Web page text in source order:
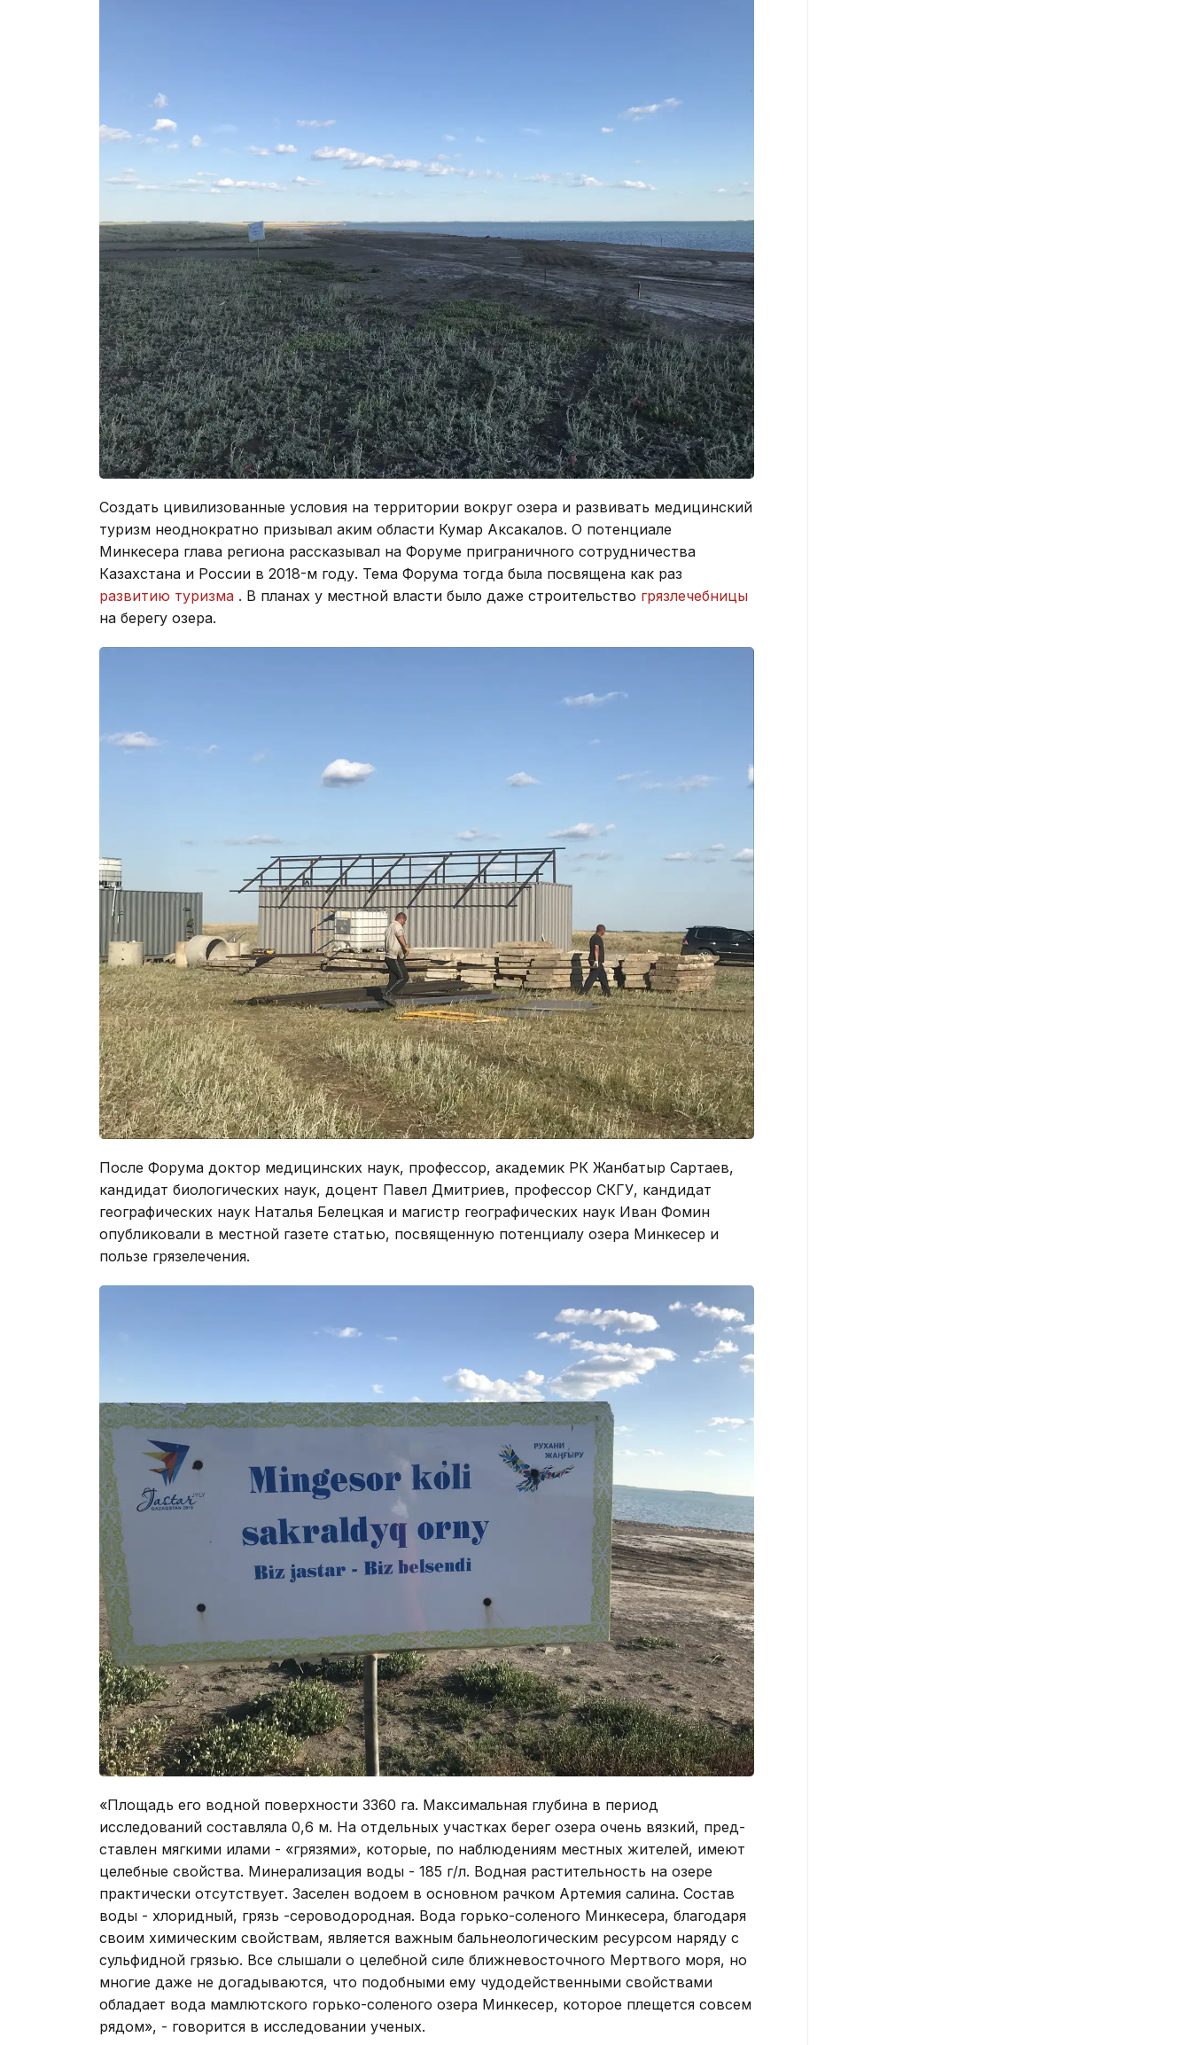
Создать цивилизованные условия на территории вокруг озера и развивать медицинский
туризм неоднократно призывал аким области Кумар Аксакалов. О потенциале
Минкесера глава региона рассказывал на Форуме приграничного сотрудничества
Казахстана и России в 2018-м году. Тема Форума тогда была посвящена как раз
развитию туризма . В планах у местной власти было даже строительство грязлечебницы
на берегу озера.
После Форума доктор медицинских наук, профессор, академик РК Жанбатыр Сартаев,
кандидат биологических наук, доцент Павел Дмитриев, профессор СКГУ, кандидат
географических наук Наталья Белецкая и магистр географических наук Иван Фомин
опубликовали в местной газете статью, посвященную потенциалу озера Минкесер и
пользе грязелечения.
«Площадь его водной поверхности 3360 га. Максимальная глубина в период
исследований со­ставляла 0,6 м. На отдельных учас­тках берег озера очень вязкий, пред­
ставлен мягкими илами - «грязями», которые, по наблюдениям местных жителей, имеют
целебные свойства. Минерализация воды - 185 г/л. Вод­ная растительность на озере
практи­чески отсутствует. Заселен водоем в основном рачком Артемия салина. Состав
воды - хлоридный, грязь -сероводородная. Вода горько-соленого Минкесера, благодаря
своим химическим сво­йствам, является важным бальнео­логическим ресурсом наряду с
суль­фидной грязью. Все слышали о целебной силе ближневосточного Мертвого моря, но
многие даже не догады­ваются, что подобными ему чудоде­йственными свойствами
обладает вода мамлютского горько-соленого озера Минкесер, которое плещется совсем
рядом», - говорится в исследовании ученых.